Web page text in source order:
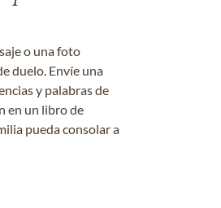
o una foto
duelo. Envíe una
y palabras de
en un libro de
pueda consolar a